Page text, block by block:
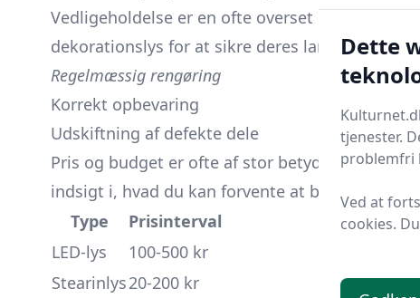
Vedligeholdelse er en ofte overset del af
dekorationslys for at sikre deres langvarige
Regelmæssig rengøring
Korrekt opbevaring
Udskiftning af defekte dele
Pris og budget er ofte af stor betydning, så vi
indsigt i, hvad du kan forvente at betale samt
Type
Prisinterval
LED-lys
100-500 kr
Stearinlys20-200 kr
Dette
tjenester.
problemfri
Ved at
cookies.